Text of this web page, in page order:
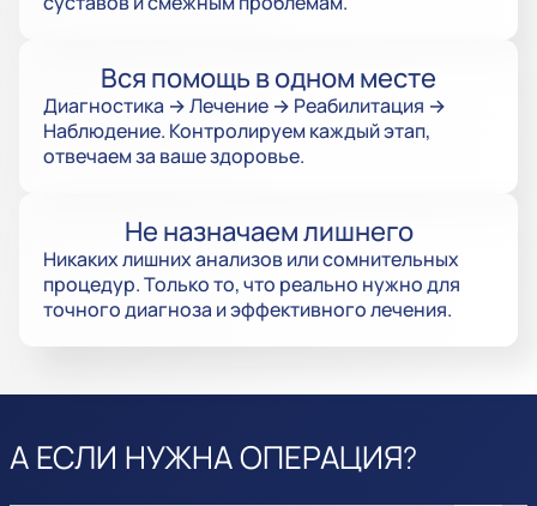
Вся помощь в одном месте
Диагностика → Лечение → Реабилитация →
Наблюдение. Контролируем каждый этап,
отвечаем за ваше здоровье.
Не назначаем лишнего
Никаких лишних анализов или сомнительных
процедур. Только то, что реально нужно для
точного диагноза и эффективного лечения.
А ЕСЛИ НУЖНА ОПЕРАЦИЯ?